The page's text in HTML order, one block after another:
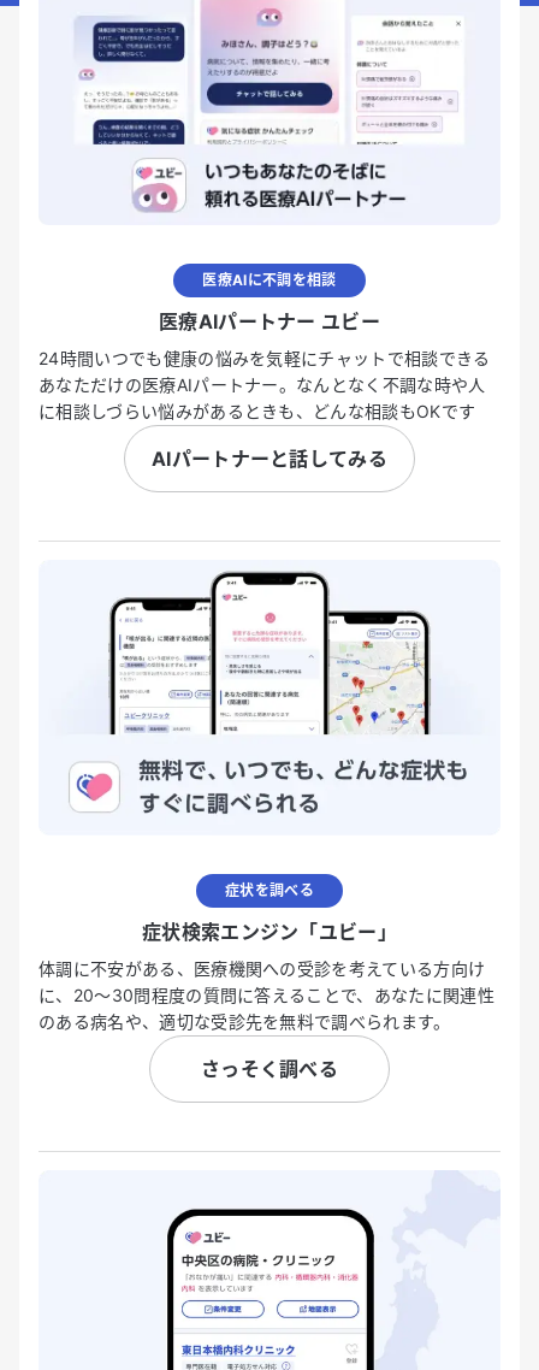
医療AIに不調を相談
医療AIパートナー ユビー
24時間いつでも健康の悩みを気軽にチャットで相談できる
あなただけの医療AIパートナー。なんとなく不調な時や人
に相談しづらい悩みがあるときも、どんな相談もOKです
AIパートナーと話してみる
症状を調べる
症状検索エンジン「ユビー」
体調に不安がある、医療機関への受診を考えている方向け
に、20〜30問程度の質問に答えることで、あなたに関連性
のある病名や、適切な受診先を無料で調べられます。
さっそく調べる